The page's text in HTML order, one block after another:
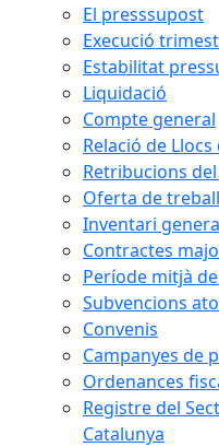
El presssupost
Execució
Estabilitat
Liquidació
Compte general
Relació de Llocs
Retribucions
Oferta de treball
Inventari
Contractes
Període mitjà
Subvencions
Convenis
Campanyes de
Ordenances
Registre del
Catalunya